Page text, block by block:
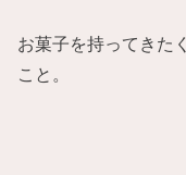
お菓子を持ってきた
こと。